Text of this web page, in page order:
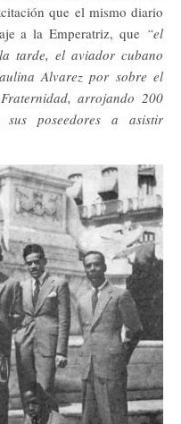
que el mismo diario
a la Emperatriz, que “el
tarde, el aviador cubano
Alvarez por sobre el
arrojando 200
poseedores a asistir